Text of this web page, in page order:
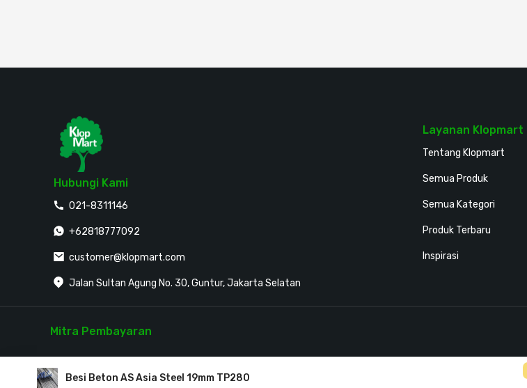
Besi Beton AS Asia Steel 19mm TP280
Hubungi Kami
021-8311146
+62818777092
customer@klopmart.com
Jalan Sultan Agung No. 30, Guntur, Jakarta Selatan
Layanan Klopmart
Tentang Klopmart
Semua Produk
Semua Kategori
Produk Terbaru
Inspirasi
Mitra Pembayaran
membeliPipa PVC 4 inch